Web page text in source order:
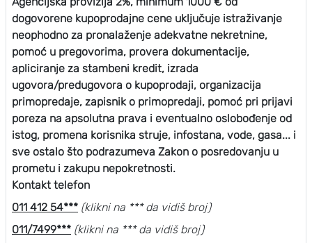
dogovorene kupoprodajne cene uključuje istraživanje
neophodno za pronalaženje adekvatne nekretnine,
pomoć u pregovorima, provera dokumentacije,
apliciranje za stambeni kredit, izrada
ugovora/predugovora o kupoprodaji, organizacija
primopredaje, zapisnik o primopredaji, pomoć pri prijavi
poreza na apsolutna prava i eventualno oslobođenje od
istog, promena korisnika struje, infostana, vode, gasa... i
sve ostalo što podrazumeva Zakon o posredovanju u
prometu i zakupu nepokretnosti.
Kontakt telefon
011 412 54*** (klikni na *** da vidiš broj)
011/7499*** (klikni na *** da vidiš broj)